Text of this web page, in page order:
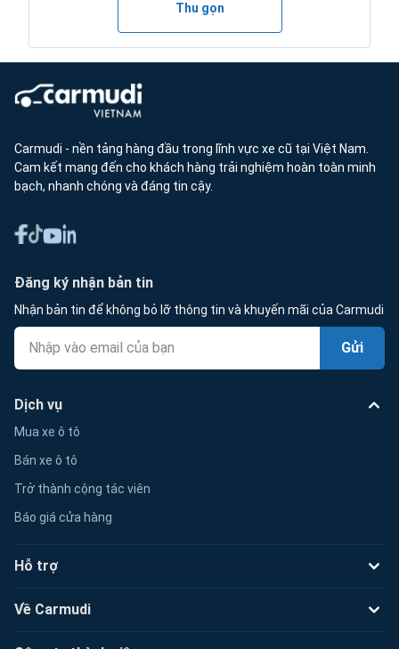
Thu gọn
Carmudi - nền tảng hàng đầu trong lĩnh vực xe cũ tại Việt Nam.
Cam kết mang đến cho khách hàng trải nghiệm hoàn toàn minh
bạch, nhanh chóng và đáng tin cậy.
Đăng ký nhận bản tin
Nhận bản tin để không bỏ lỡ thông tin và khuyến mãi của Carmudi
Gửi
Dịch vụ
Mua xe ô tô
Bán xe ô tô
Trở thành cộng tác viên
Báo giá cửa hàng
Hỗ trợ
Về Carmudi